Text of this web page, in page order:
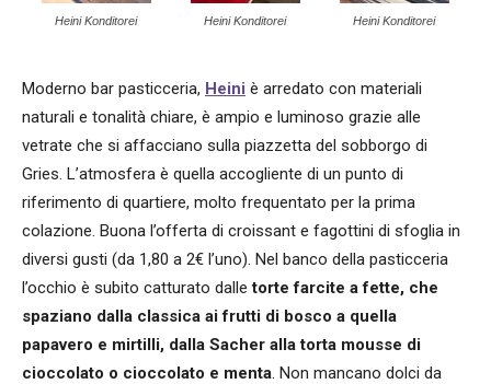
Heini Konditorei Heini Konditorei Heini Konditorei
Moderno bar pasticceria, Heini è arredato con materiali
naturali e tonalità chiare, è ampio e luminoso grazie alle
vetrate che si affacciano sulla piazzetta del sobborgo di
Gries. L’atmosfera è quella accogliente di un punto di
riferimento di quartiere, molto frequentato per la prima
colazione. Buona l’offerta di croissant e fagottini di sfoglia in
diversi gusti (da 1,80 a 2€ l’uno). Nel banco della pasticceria
l’occhio è subito catturato dalletorte farcite a fette, che
spaziano dalla classica ai frutti di bosco a quella
papavero e mirtilli, dalla Sacher alla torta mousse di
cioccolato o cioccolato e menta. Non mancano dolci da